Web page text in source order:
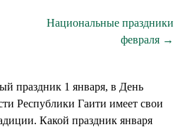
Национальные праздники
февраля →
праздник 1 января, в День
Республики Гаити имеет свои
Какой праздник января